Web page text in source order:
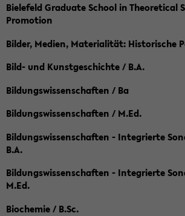
Bielefeld Graduate School in Theoretical
Promotion
Bilder, Medien, Materialität: Historische
Bild- und Kunstgeschichte / B.A.
Bildungswissenschaften / Ba
Bildungswissenschaften / M.Ed.
Bildungswissenschaften - Integrierte
B.A.
Bildungswissenschaften - Integrierte
M.Ed.
Biochemie / B.Sc.